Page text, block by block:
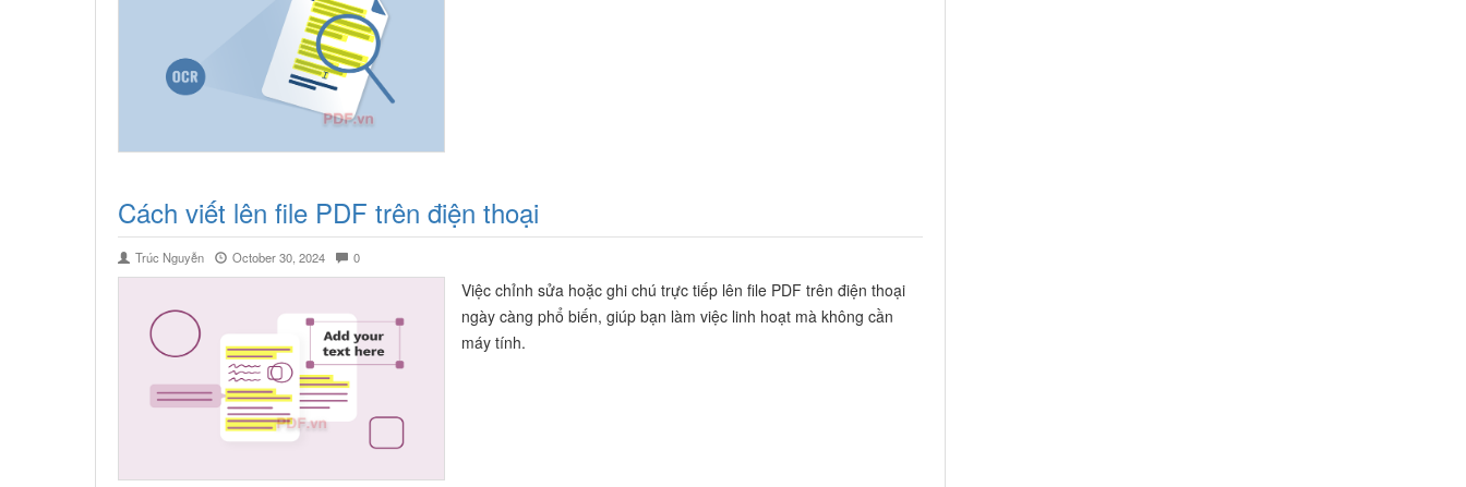
Cách viết lên file PDF trên điện thoại
Trúc Nguyễn October 30, 2024 0
Việc chỉnh sửa hoặc ghi chú trực tiếp lên file PDF trên điện thoại
ngày càng phổ biến, giúp bạn làm việc linh hoạt mà không cần
máy tính.